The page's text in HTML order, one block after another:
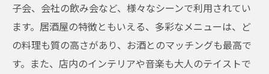
子会、会社の飲み会など、様々なシーンで利用されてい
ます。居酒屋の特徴ともいえる、多彩なメニューは、ど
の料理も質の高さがあり、お酒とのマッチングも最高で
す。また、店内のインテリアや音楽も大人のテイストで